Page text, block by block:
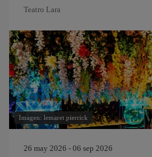
Teatro Lara
Imagen: lemaret pierrick
26 may 2026 - 06 sep 2026